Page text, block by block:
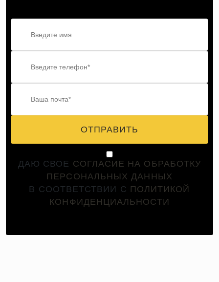
ОТПРАВИТЬ
ДАЮ СВОЕ СОГЛАСИЕ НА ОБРАБОТКУ
ПЕРСОНАЛЬНЫХ ДАННЫХ
В СООТВЕТСТВИИ С ПОЛИТИКОЙ
КОНФИДЕНЦИАЛЬНОСТИ